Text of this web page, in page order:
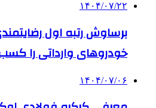
۱۴۰۴/۰۷/۲۲
برساوش رتبه اول
خودروهای وارداتی را
۱۴۰۴/۰۷/۰۶